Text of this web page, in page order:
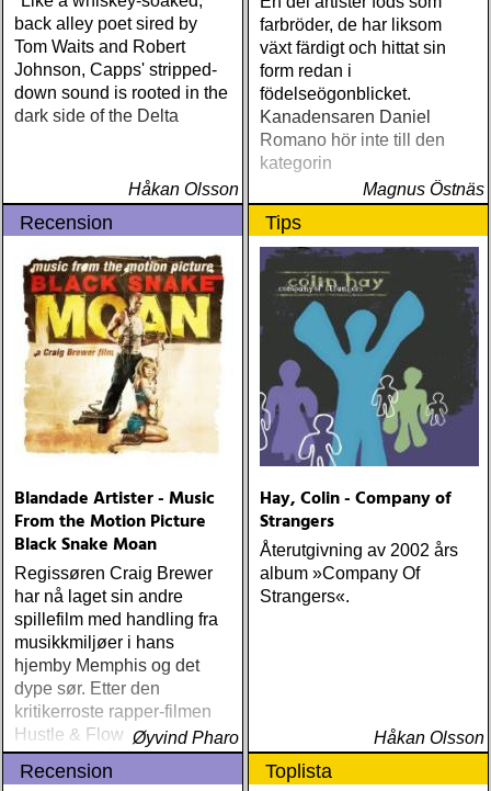
back alley poet sired by
Tom Waits and Robert
Johnson, Capps' stripped-
down sound is rooted in the
dark side of the Delta
Håkan Olsson
farbröder, de har liksom
växt färdigt och hittat sin
form redan i
födelseögonblicket.
Kanadensaren Daniel
Romano hör inte till den
kategorin
Magnus Östnäs
Recension
Blandade Artister - Music
From the Motion Picture
Black Snake Moan
Regissøren Craig Brewer
har nå laget sin andre
spillefilm med handling fra
musikkmiljøer i hans
hjemby Memphis og det
dype sør. Etter den
kritikerroste rapper-filmen
Hustle & Flow fra 2004
følger han i år opp med
bluesfilmen og
Øyvind Pharo
Tips
Hay, Colin - Company of
Strangers
Återutgivning av 2002 års
album »Company Of
Strangers«.
Håkan Olsson
Recension Toplista